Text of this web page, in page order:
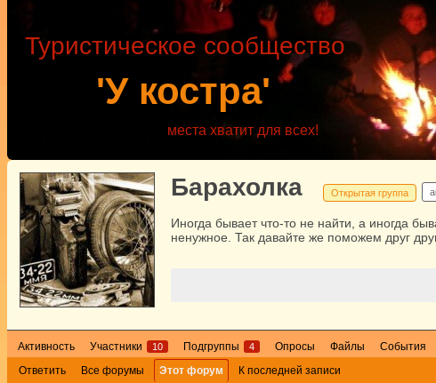
'У костра'
Туристическое сообщество
места хватит для всех!
Барахолка Открытая группа
Иногда бывает что-то не найти, а иногда
ненужное. Так давайте же поможем друг
Активность Участники 10 Подгруппы 4 Опросы Файлы События
Ответить
Все форумы Этот форум К последней записи